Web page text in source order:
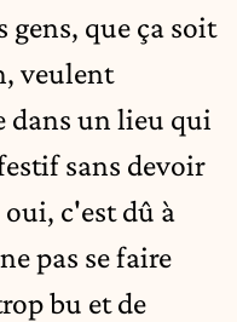
gens, que ça soit
veulent
dans un lieu qui
sans devoir
c'est dû à
pas se faire
bu et de